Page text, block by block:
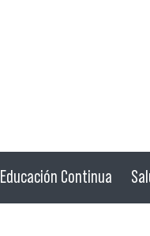
Educación Continua